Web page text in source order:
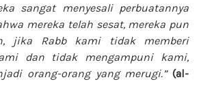
sangat menyesali perbuatannya
mereka telah sesat, mereka pun
jika Rabb kami tidak memberi
dan tidak mengampuni kami,
orang-orang yang merugi.” (al-